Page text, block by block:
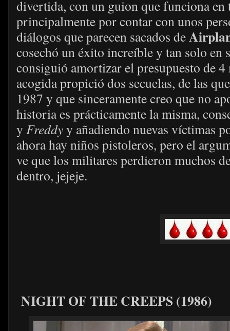
divertida, con un guion que funciona en
principalmente por contar con unos
diálogos que parecen sacados de
cosechó un éxito increíble y tan solo en
consiguió amortizar el presupuesto de
acogida propició dos secuelas, de las
1987 y que sinceramente creo que no
historia es prácticamente la misma,
y Freddyy añadiendo nuevas víctimas
ahora hay niños pistoleros, pero el
ve que los militares perdieron muchos
dentro, jejeje.
NIGHT OF THE CREEPS (1986)